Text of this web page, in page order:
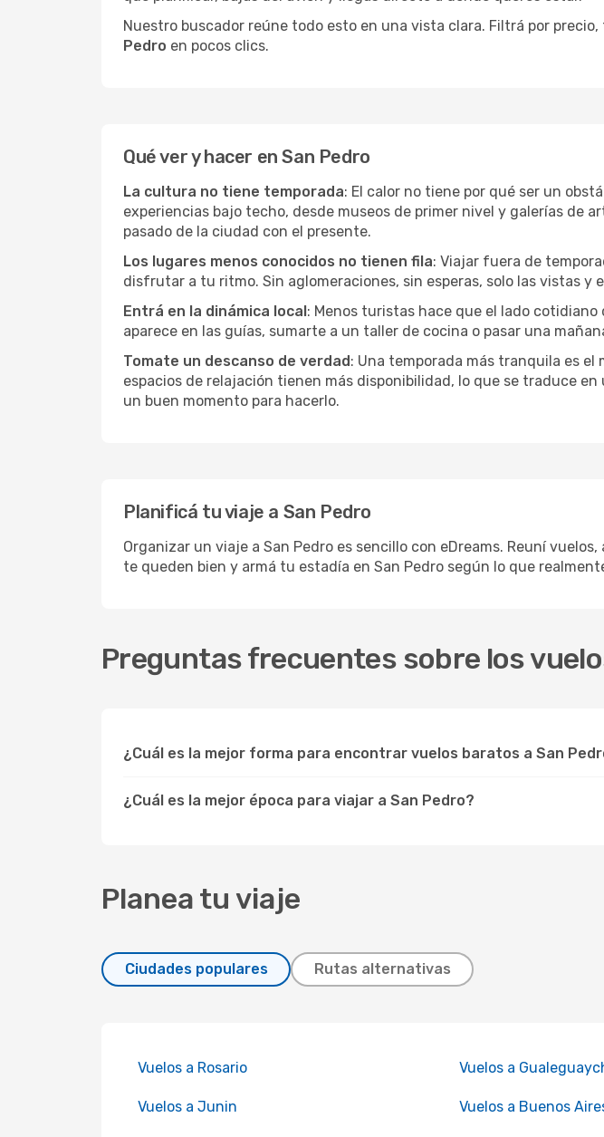
Nuestro buscador reúne todo esto en una vista clara. Filtrá por
Pedro en pocos clics.
Qué ver y hacer en San Pedro
La cultura no tiene temporada: El calor no tiene por qué ser un
experiencias bajo techo, desde museos de primer nivel y galerías de
pasado de la ciudad con el presente.
Los lugares menos conocidos no tienen fila: Viajar fuera de
disfrutar a tu ritmo. Sin aglomeraciones, sin esperas, solo las vistas y
Entrá en la dinámica local: Menos turistas hace que el lado
aparece en las guías, sumarte a un taller de cocina o pasar una
Tomate un descanso de verdad: Una temporada más tranquila es
espacios de relajación tienen más disponibilidad, lo que se traduce
un buen momento para hacerlo.
Planificá tu viaje a San Pedro
Organizar un viaje a San Pedro es sencillo con eDreams. Reuní
te queden bien y armá tu estadía en San Pedro según lo que
Preguntas frecuentes sobre los
¿Cuál es la mejor forma para encontrar vuelos baratos a San
¿Cuál es la mejor época para viajar a San Pedro?
Planea tu viaje
Ciudades populares Rutas alternativas
Vuelos a Rosario Vuelos a
Vuelos a Junin Vuelos a Buenos